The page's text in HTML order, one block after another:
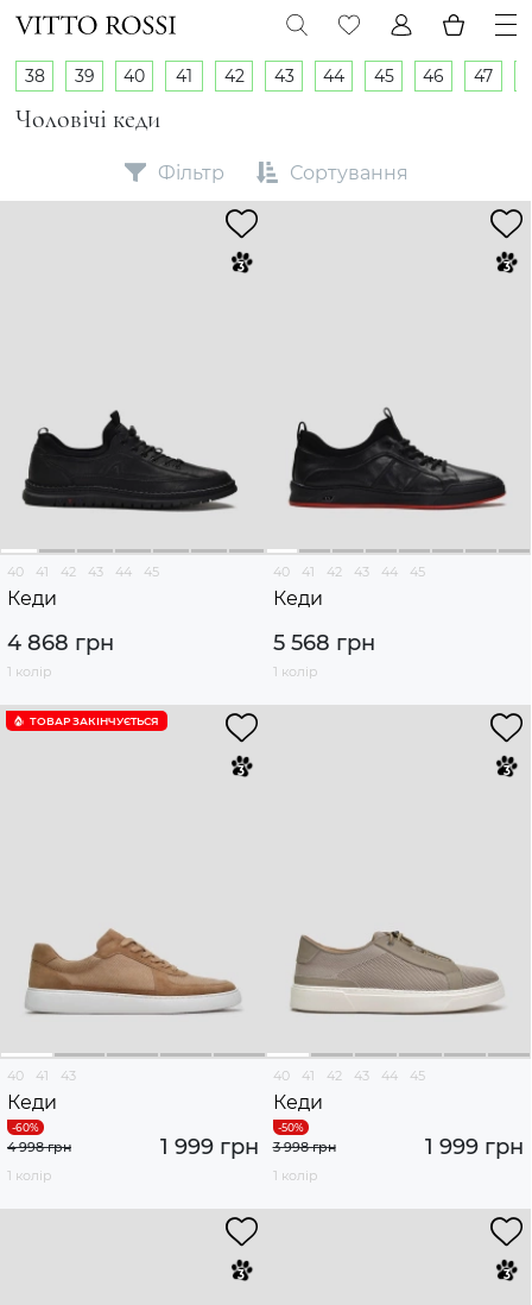
Чоловічі кеди
38 39 40 41 42 43 44 45 46 47
Фільтр Сортування
40 41 42 43 44 45
Кеди
4 868 грн
1 колір
40 41 42 43 44 45
Кеди
5 568 грн
1 колір
ТОВАР ЗАКІНЧУЄTЬСЯ
40 41 43
Кеди
1 999 грн
4 998 грн
1 колір
40 41 42 43 44 45
Кеди
1 999 грн
3 998 грн
1 колір